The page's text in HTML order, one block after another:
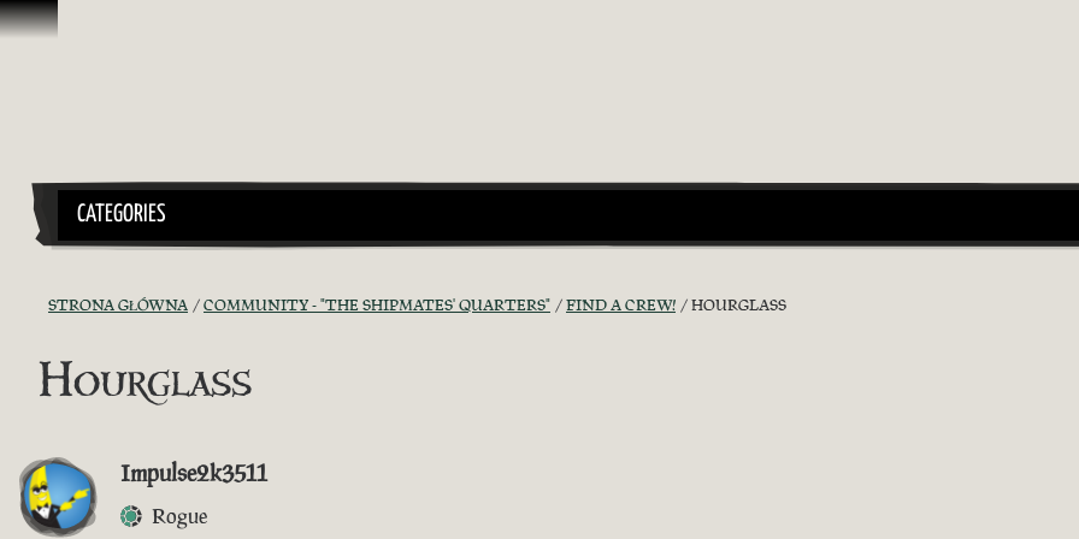
Przejdź do treści
CATEGORIES
STRONA GŁÓWNA COMMUNITY - "THE SHIPMATES' QUARTERS" FIND A CREW! HOURGLASS
Hourglass
Impulse2k3511
Rogue